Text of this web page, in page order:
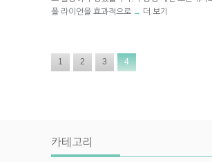
폴 라이언을 효과적으로 → 더 보기
1 2 3 4
카테고리